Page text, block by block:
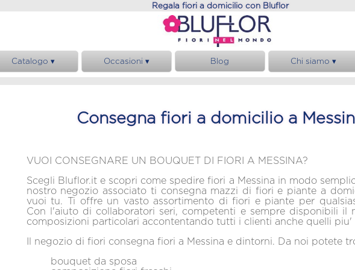
Regala fiori a domicilio con Bluflor
Catalogo ▾ Occasioni ▾
Matrimonio
Blog Chi siamo ▾
Note Legali
Easy Web
Consegna fiori a domicilio a
VUOI CONSEGNARE UN BOUQUET DI FIORI A MESSINA?
Scegli Bluflor.it e scopri come spedire fiori a Messina in modo
nostro negozio associato ti consegna mazzi di fiori e piante a
vuoi tu. Ti offre un vasto assortimento di fiori e piante per
Con l'aiuto di collaboratori seri, competenti e sempre disponibili il
composizioni particolari accontentando tutti i clienti anche quelli piu'
Il negozio di fiori consegna fiori a Messina e dintorni. Da noi potete
bouquet da sposa